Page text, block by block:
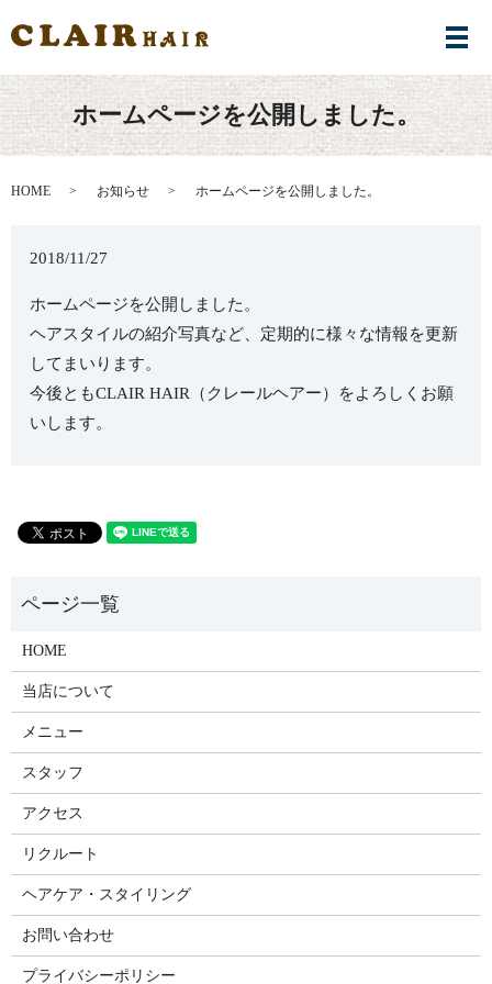
メ
ホームページを公開しました。
HOME お知らせ ホームページを公開しました。
2018/11/27
ホームページを公開しました。
ヘアスタイルの紹介写真など、定期的に様々な情報を更新
してまいります。
今後ともCLAIR HAIR（クレールヘアー）をよろしくお願
いします。
HOME
当店について
メニュー
スタッフ
アクセス
リクルート
ヘアケア・スタイリング
お問い合わせ
プライバシーポリシー